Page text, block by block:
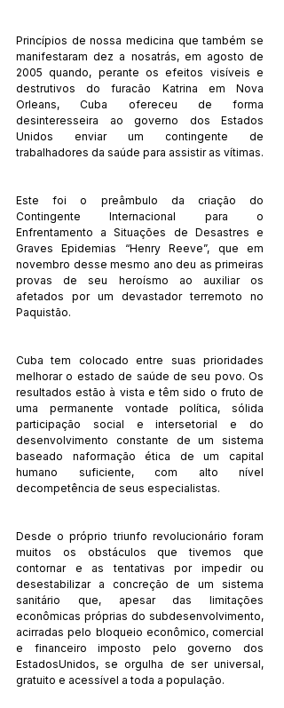
Princípios de nossa medicina que também se
manifestaram dez a nosatrás, em agosto de
2005 quando, perante os efeitos visíveis e
destrutivos do furacão Katrina em Nova
Orleans, Cuba ofereceu de forma
desinteresseira ao governo dos Estados
Unidos enviar um contingente de
trabalhadores da saúde para assistir as vítimas.
Este foi o preâmbulo da criação do
Contingente Internacional para o
Enfrentamento a Situações de Desastres e
Graves Epidemias “Henry Reeve”, que em
novembro desse mesmo ano deu as primeiras
provas de seu heroísmo ao auxiliar os
afetados por um devastador terremoto no
Paquistão.
Cuba tem colocado entre suas prioridades
melhorar o estado de saúde de seu povo. Os
resultados estão à vista e têm sido o fruto de
uma permanente vontade política, sólida
participação social e intersetorial e do
desenvolvimento constante de um sistema
baseado naformação ética de um capital
humano suficiente, com alto nível
decompetência de seus especialistas.
Desde o próprio triunfo revolucionário foram
muitos os obstáculos que tivemos que
contornar e as tentativas por impedir ou
desestabilizar a concreção de um sistema
sanitário que, apesar das limitações
econômicas próprias do subdesenvolvimento,
acirradas pelo bloqueio econômico, comercial
e financeiro imposto pelo governo dos
EstadosUnidos, se orgulha de ser universal,
gratuito e acessível a toda a população.